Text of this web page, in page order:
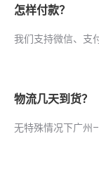
怎样付款？
我们支持微信、支
物流几天到货？
无特殊情况下广州